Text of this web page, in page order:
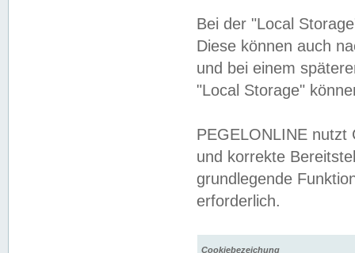
Bei der "Local
Diese können auch
und bei einem
"Local Storage"
PEGELONLINE nutzt
und korrekte
grundlegende
erforderlich.
Cookiebezeichung